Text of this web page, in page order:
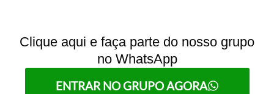
Clique aqui e faça parte do nosso grupo
no WhatsApp
ENTRAR NO GRUPO AGORA